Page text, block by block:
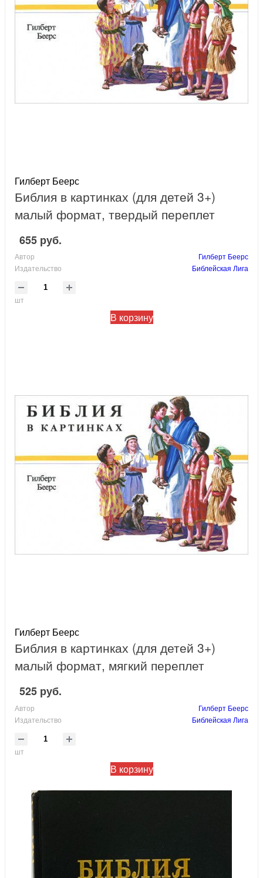
Гилберт Беерс
Библия в картинках (для детей 3+)
малый формат, твердый переплет
655 руб.
Автор
Гилберт Беерс
Издательство
Библейская Лига
шт
В корзину
Гилберт Беерс
Библия в картинках (для детей 3+)
малый формат, мягкий переплет
525 руб.
Автор
Гилберт Беерс
Издательство
Библейская Лига
шт
В корзину